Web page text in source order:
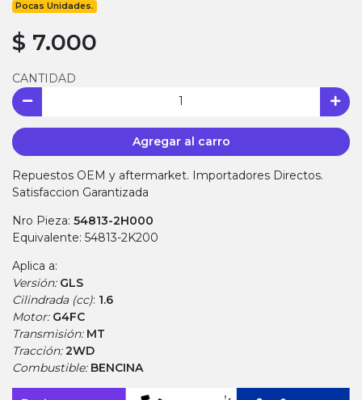
Pocas Unidades.
$ 7.000
CANTIDAD
Agregar al carro
Repuestos OEM y aftermarket. Importadores Directos.
Satisfaccion Garantizada
Nro Pieza: 54813-2H000
Equivalente: 54813-2K200
Aplica a:
Versión: GLS
Cilindrada (cc): 1.6
Motor: G4FC
Transmisión: MT
Tracción:2WD
Combustible: BENCINA